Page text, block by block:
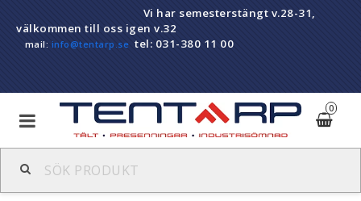
Vi har semesterstängt v.28-31,
välkommen till oss igen v.32
mail: info@tentarp.se tel: 031-380 11 00
0
Balkongskydd